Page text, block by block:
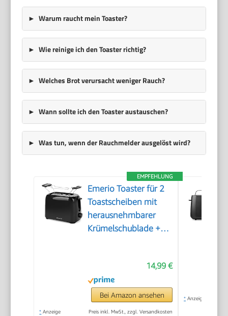
Warum raucht mein Toaster?
Wie reinige ich den Toaster richtig?
Welches Brot verursacht weniger Rauch?
Wann sollte ich den Toaster austauschen?
Was tun, wenn der Rauchmelder ausgelöst wird?
EMPFEHLUNG
Emerio Toaster für 2
Toastscheiben mit
herausnehmbarer
Krümelschublade +
Bräunungsstufen +
Brötchenaufsatz +
Kabelaufwicklung |
700W | TO-128676.3
14,99 €
Bei Amazon ansehen
* Anzeige Preis inkl. MwSt., zzgl. Versandkosten
* Anzeige